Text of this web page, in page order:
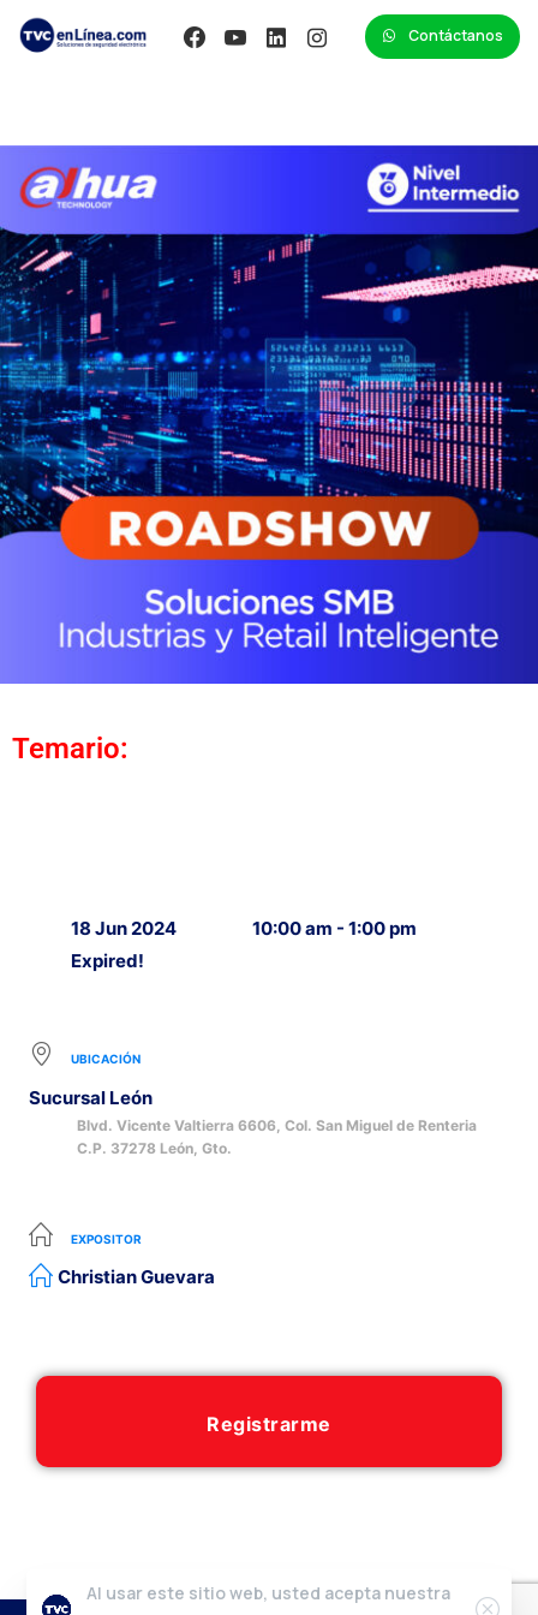
Contáctanos
Temario:
18 Jun 2024
Expired!
10:00 am - 1:00 pm
UBICACIÓN
Sucursal León
Blvd. Vicente Valtierra 6606, Col. San Miguel de Renteria
C.P. 37278 León, Gto.
EXPOSITOR
Christian Guevara
Registrarme
Al usar este sitio web, usted acepta nuestra